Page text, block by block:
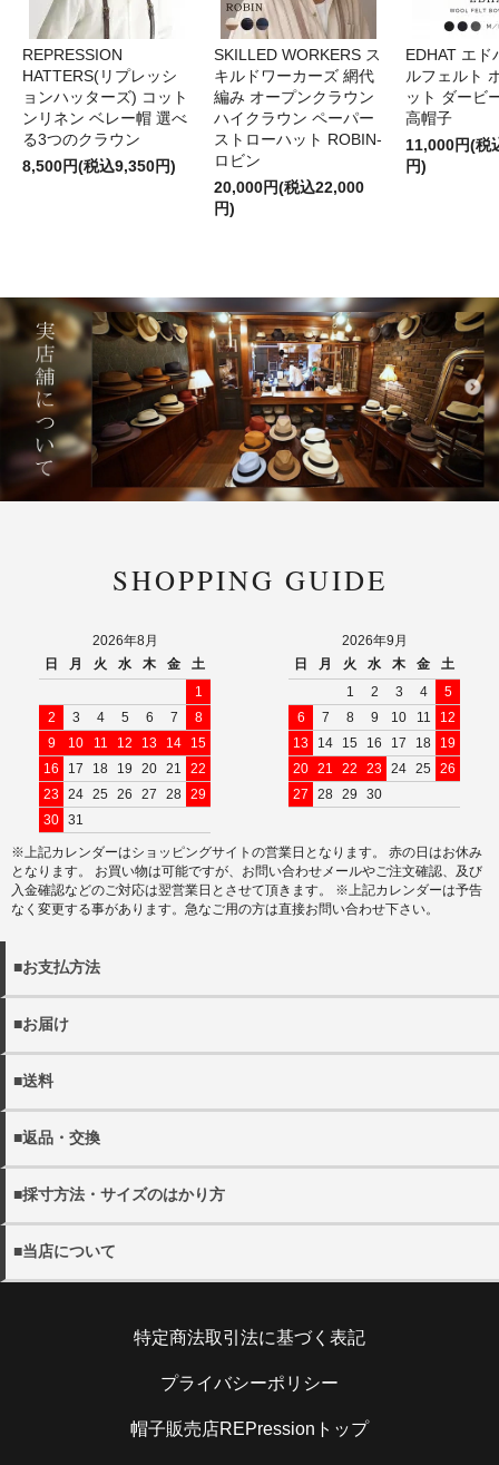
REPRESSION
HATTERS(リプレッシ
ョンハッターズ) コット
ンリネン ベレー帽 選べ
る3つのクラウン
8,500円(税込9,350円)
SKILLED WORKERS ス
キルドワーカーズ 網代
編み オープンクラウン
ハイクラウン ペーパー
ストローハット ROBIN-
ロビン
20,000円(税込22,000
円)
EDHAT エド
ルフェルト
ット ダービ
高帽子
11,000円(税
円)
SHOPPING GUIDE
2026年8月
日
月 火 水 木 金
土
1
2
3 4 5 6 7
8
9
10 11 12 13 14
15
16
17 18 19 20 21
22
23 24 25 26 27 28 29
30 31
2026年9月
日
月 火 水 木 金
土
1
2 3 4
5
6
7 8 9 10 11
12
13
14 15 16 17 18
19
20 21 22 23 24 25
26
27
28 29 30
※上記カレンダーはショッピングサイトの営業日となります。 赤の日はお休み
となります。 お買い物は可能ですが、お問い合わせメールやご注文確認、及び
入金確認などのご対応は翌営業日とさせて頂きます。 ※上記カレンダーは予告
なく変更する事があります。急なご用の方は直接お問い合わせ下さい。
■お支払方法
・クレジットカード決済
・代金引換（別途手数料440円）
■お届け
※宅配便でお届け先が沖縄・離島の場合日本郵政となる場合
がございます。
・配送日の指定をご希望の場合にはご注文の際にご希望日を
ご指定がない場合には、最短のお日にちで発送いたします。
・配送希望時間帯は、以下よりお選びください。
【午前中 12-14時 14-16時 16-18時 18-20時 19-21
時】
※メール便(ゆうパケット)はポスト投函となるたの日時指定
詳しく見る
■送料
・各都道府県別送料につきましては下記リンクよりご確認く
ださい。
・メール便は全国一律300円となります。
■返品・交換
(shop@rep-hat.com)またはお電話（042-723-7854）までご
連絡ください。
※当店休業日は、
・お客様のご都合による返品の場合
に限り、返品を承ります。お手元に到着後5日以内にご連絡
客様ご負担となりますので予めご了承ください。
■採寸方法・サイズのはかり方
い。
サイズのはかり方
■当店について
メール：shop@rep-hat.com
特定商法取引法に基づく表記
プライバシーポリシー
帽子販売店REPressionトップ